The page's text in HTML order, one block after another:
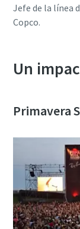
Jefe de la línea
Copco.
Un
Primavera